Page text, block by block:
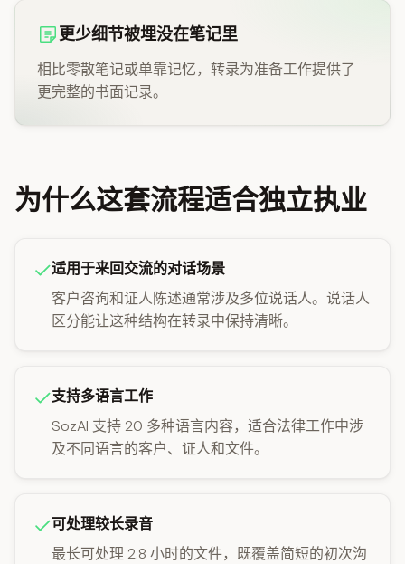
更少细节被埋没在笔记里
相比零散笔记或单靠记忆，转录为准备工作提供了
更完整的书面记录。
为什么这套流程适合独立执业
适用于来回交流的对话场景
客户咨询和证人陈述通常涉及多位说话人。说话人
区分能让这种结构在转录中保持清晰。
支持多语言工作
SozAI 支持 20 多种语言内容，适合法律工作中涉
及不同语言的客户、证人和文件。
可处理较长录音
最长可处理 2.8 小时的文件，既覆盖简短的初次沟